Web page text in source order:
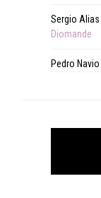
Sergio Alias
Diomande
Pedro Navio